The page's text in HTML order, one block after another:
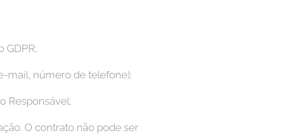
GDPR;
mail, número de telefone);
Responsável;
O contrato não pode ser